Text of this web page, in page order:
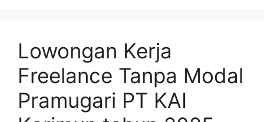
Lowongan Kerja
Freelance Tanpa Modal
Pramugari PT KAI